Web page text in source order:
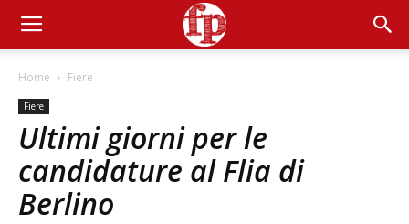
Home Fiere
Fiere
Ultimi giorni per le
candidature al Flia di
Berlino